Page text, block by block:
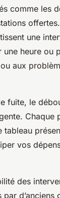
comme les
une
une heure ou
aux
fuite, le
Chaque
vos
des
d’anciens